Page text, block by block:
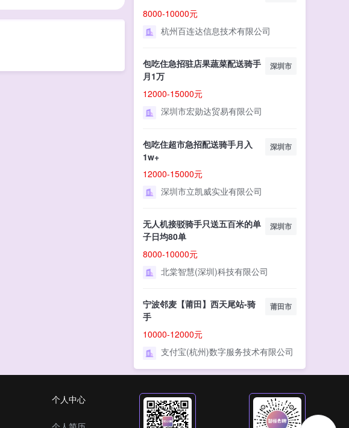
8000-10000元
杭州百连达信息技术有限公司
包吃住急招驻店果蔬菜配送骑手
月1万
深圳市
12000-15000元
深圳市宏勋达贸易有限公司
包吃住超市急招配送骑手月入
1w+
深圳市
12000-15000元
深圳市立凯威实业有限公司
无人机接驳骑手只送五百米的单
子日均80单
深圳市
8000-10000元
北棠智慧(深圳)科技有限公司
宁波邻麦【莆田】西天尾站-骑
手
莆田市
10000-12000元
支付宝(杭州)数字服务技术有限公司
个人中心